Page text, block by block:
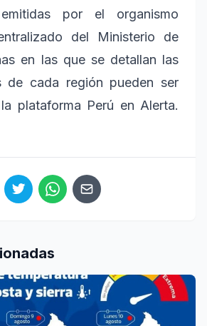
por el organismo
del Ministerio de
en las que se detallan las
de cada región pueden ser
plataforma Perú en Alerta.